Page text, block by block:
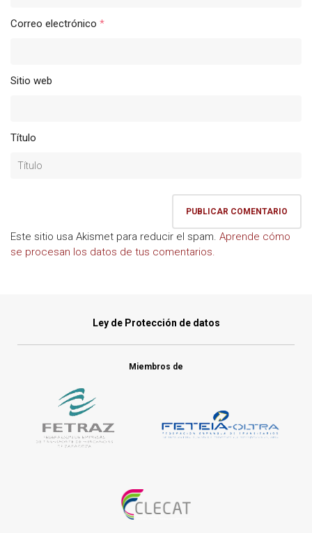
Correo electrónico *
Sitio web
Título
Este sitio usa Akismet para reducir el spam. Aprende cómo
se procesan los datos de tus comentarios.
Ley de Protección de datos
Miembros de